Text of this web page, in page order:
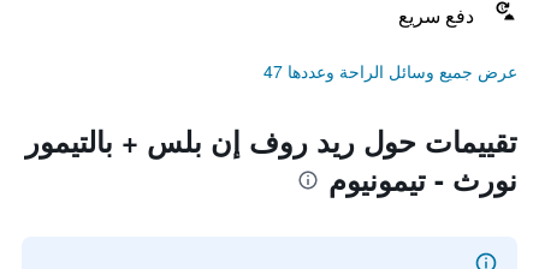
دفع سريع
عرض جميع وسائل الراحة وعددها 47
تقييمات حول ريد روف إن بلس + بالتيمور
نورث - تيمونيوم